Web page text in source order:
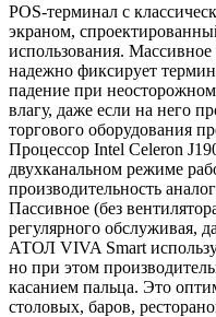
POS-терминал с
экраном,
использования.
надежно фиксирует
падение при
влагу, даже если на него
торгового оборудования
Процессор Intel Celeron
двухканальном режиме
производительность
Пассивное (без
регулярного обслуживая,
АТОЛ VIVA Smart
но при этом
касанием пальца. Это
столовых, баров,